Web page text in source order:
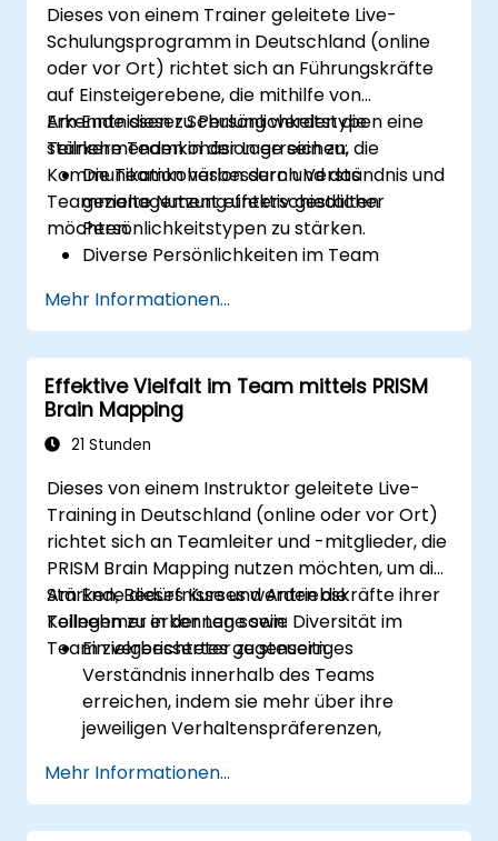
Arbeitskultur aktiv gestalten.
Dieses von einem Trainer geleitete Live-
Schulungsprogramm in Deutschland (online
oder vor Ort) richtet sich an Führungskräfte
auf Einsteigerebene, die mithilfe von
Erkenntnissen zu Persönlichkeitstypen eine
stärkere Teamkohäsion erreichen, die
Kommunikation verbessern und das
Teammanagement effektiv gestalten
möchten.
Am Ende dieser Schulung werden die
Teilnehmenden in der Lage sein zu:
Die Teamkohäsion durch Verständnis und
gezielte Nutzung unterschiedlicher
Persönlichkeitstypen zu stärken.
Diverse Persönlichkeiten im Team
Kommunikation innerhalb des Teams
sowie das Konfliktmanagement zu
optimieren.
Ein Gefühl für psychologische Sicherheit
und gemeinsame Teamidentität zu
fördern.
Mehr Informationen...
Effektive Vielfalt im Team mittels PRISM
Brain Mapping
21 Stunden
Dieses von einem Instruktor geleitete Live-
Training in Deutschland (online oder vor Ort)
richtet sich an Teamleiter und -mitglieder, die
PRISM Brain Mapping nutzen möchten, um die
Stärken, Bedürfnisse und Antriebskräfte ihrer
Kollegen zu erkennen sowie Diversität im
Team zielgerichteter zu steuern.
Am Ende dieses Kurses werden die
Teilnehmer in der Lage sein:
Ein verbessertes gegenseitiges
Verständnis innerhalb des Teams
erreichen, indem sie mehr über ihre
jeweiligen Verhaltenspräferenzen,
und arbeitsrelevanten Motivationen
erfahren.
Die Stärken des Teams zu identifizieren
Mehr Informationen...